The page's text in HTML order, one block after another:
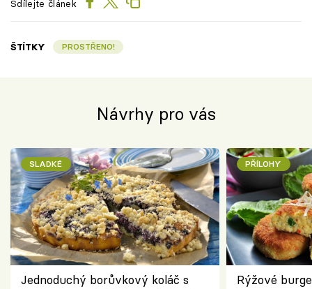
Sdílejte článek
ŠTÍTKY PROSTŘENO!
Návrhy pro vás
SLADKÉ
Jednoduchý borůvkový koláč s
PŘÍLOHY
Rýžové